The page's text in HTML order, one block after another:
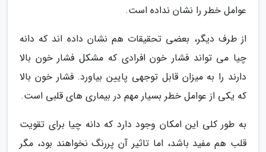
عوامل خطر را نشان نداده است.
از طرف دیگر، بعضی تحقیقات هم نشان داده اند که دانه
چیا می تواند فشار خون افرادی که مشکل فشار خون بالا
دارند را به میزان قابل توجهی پایین بیاورد. فشار خون بالا
که یکی از عوامل خطر بسیار مهم در بیماری های قلبی است.
به طور کلی این امکان وجود دارد که دانه چیا برای تقویت
قلب هم مفید باشد، اما تاثیر آن پررنگ نخواهند بود، مگر